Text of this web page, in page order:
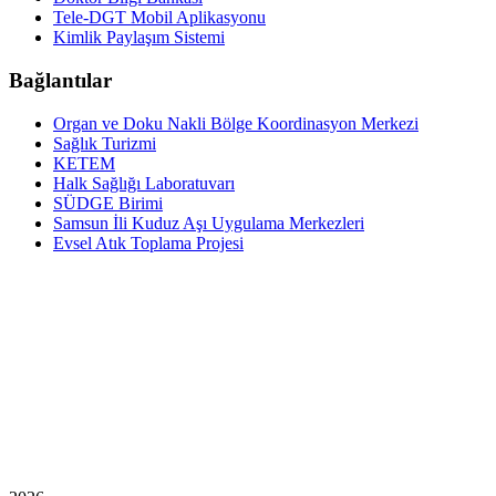
Tele-DGT Mobil Aplikasyonu
Kimlik Paylaşım Sistemi
Bağlantılar
Organ ve Doku Nakli Bölge Koordinasyon Merkezi
Sağlık Turizmi
KETEM
Halk Sağlığı Laboratuvarı
SÜDGE Birimi
Samsun İli Kuduz Aşı Uygulama Merkezleri
Evsel Atık Toplama Projesi